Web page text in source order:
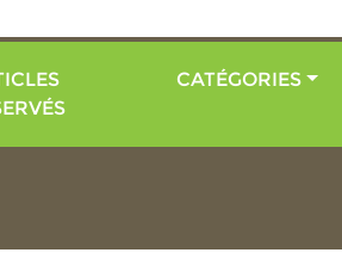
CATÉGORIES